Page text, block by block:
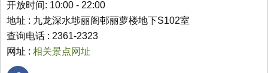
开放时间: 10:00 - 22:00
地址 : 九龙深水埗丽阁邨丽萝楼地下S102室
查询电话 : 2361-2323
网址 : 相关景点网址